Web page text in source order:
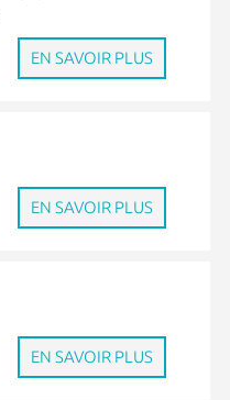
EN SAVOIR PLUS
EN SAVOIR PLUS
EN SAVOIR PLUS